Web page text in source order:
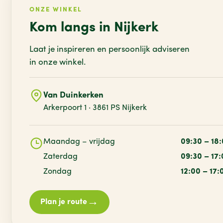
ONZE WINKEL
Kom langs in Nijkerk
Laat je inspireren en persoonlijk adviseren
in onze winkel.
Van Duinkerken
Arkerpoort 1 · 3861 PS Nijkerk
Maandag – vrijdag
09:30 –
Zaterdag
09:30 –
Zondag
12:00 –
Plan je route →